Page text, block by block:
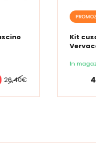
26,40€
Kit
In